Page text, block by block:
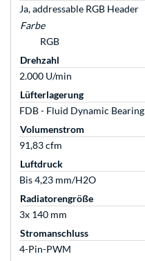
Ja, addressable RGB Header
Farbe
RGB
Drehzahl
2.000 U/min
Lüfterlagerung
FDB - Fluid Dynamic Bearing
Volumenstrom
91,83 cfm
Luftdruck
Bis 4,23 mm/H2O
Radiatorengröße
3x 140 mm
Stromanschluss
4-Pin-PWM